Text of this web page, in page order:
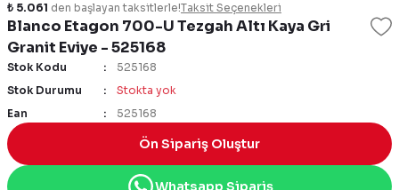
Blanco Etagon 700-U Tezgah Altı Kaya Gri
Granit Eviye - 525168
₺ 5.061 den başlayan taksitlerle!Taksit Seçenekleri
Stok Kodu
525168
Stok Durumu
Stokta yok
Ean
525168
Ön Sipariş Oluştur
Whatsapp Sipariş